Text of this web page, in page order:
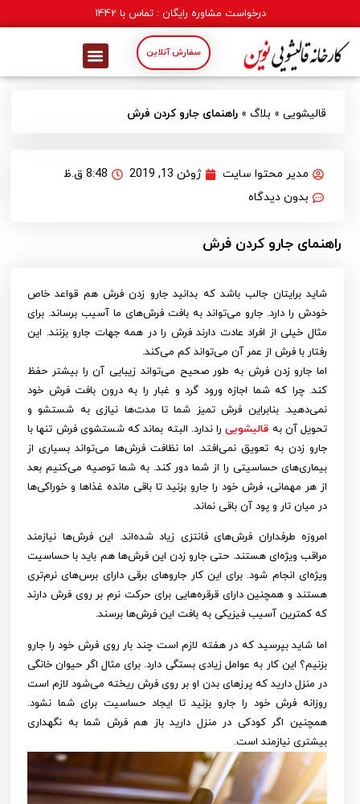
درخواست مشاوره رایگان : تماس با 1442
سفارش آنلاین
قالیشویی » بلاگ » راهنمای جارو کردن فرش
مدیر محتوا سایت ژوئن 13, 2019
8:48 ق.ظ
بدون دیدگاه
راهنمای جارو کردن فرش
شاید برایتان جالب باشد که بدانید جارو زدن فرش هم قواعد خاص
خودش را دارد. جارو می‌تواند به بافت فرش‌های ما آسیب برساند. برای
مثال خیلی از افراد عادت دارند فرش را در همه جهات جارو بزنند. این
رفتار با فرش از عمر آن می‌تواند کم می‌کند.
اما جارو زدن فرش به طور صحیح می‌تواند زیبایی آن را بیشتر حفظ
کند. چرا که شما اجازه ورود گرد و غبار را به درون بافت فرش خود
نمی‌دهید. بنابراین فرش تمیز شما تا مدت‌ها نیازی به شستشو و
تحویل آن به قالیشوییرا ندارد. البته بماند که شستشوی فرش تنها با
جارو زدن به تعویق نمی‌افتد. اما نظافت فرش‌ها می‌تواند بسیاری از
بیماری‌های حساسیتی را از شما دور کند. به شما توصیه می‌کنیم بعد
از هر مهمانی، فرش خود را جارو بزنید تا باقی مانده غذاها و خوراکی‌ها
در میان تار و پود آن باقی نماند.
امروزه طرفداران فرش‌های فانتزی زیاد شده‌اند. این فرش‌ها نیازمند
مراقب ویژه‌ای هستند. حتی جارو زدن این فرش‌ها هم باید با حساسیت
ویژه‌ای انجام شود. برای این کار جاروهای برقی دارای برس‌های نرم‌تری
هستند و همچنین دارای قرقره‌هایی برای حرکت نرم بر روی فرش دارند
که کمترین آسیب فیزیکی به بافت این فرش‌ها برسند.
اما شاید بپرسید که در هفته لازم است چند بار روی فرش خود را جارو
بزنیم؟ این کار به عوامل زیادی بستگی دارد. برای مثال اگر حیوان خانگی
در منزل دارید که پرزهای بدن او بر روی فرش ریخته می‌شود لازم است
روزانه فرش خود را جارو بزنید تا ایجاد حساسیت برای شما نشود.
همچنین اگر کودکی در منزل دارید باز هم فرش شما به نگهداری
بیشتری نیازمند است.